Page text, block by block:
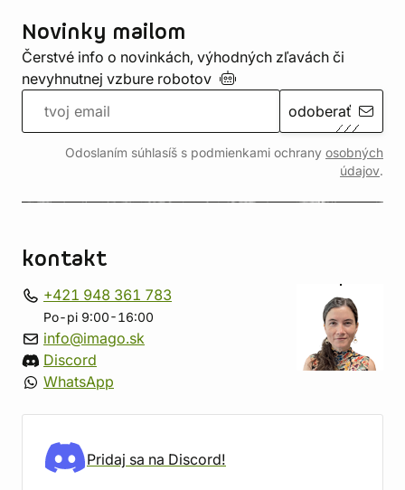
Novinky mailom
Čerstvé info o novinkách, výhodných zľavách či
nevyhnutnej vzbure robotov
odoberať
Odoslaním súhlasíš s podmienkami ochrany osobných
údajov.
kontakt
+421 948 361 783
Po-pi 9:00-16:00
info@imago.sk
Discord
WhatsApp
Pridaj sa na Discord!